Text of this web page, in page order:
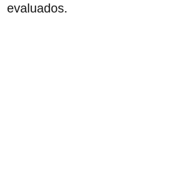
evaluados.